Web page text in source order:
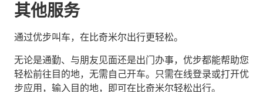
其他服务
通过优步叫车，在比奇米尔出行更轻松。
无论是通勤、与朋友见面还是出门办事，优步都能帮助您
轻松前往目的地，无需自己开车。只需在线登录或打开优
步应用，输入目的地，即可在比奇米尔轻松出行。